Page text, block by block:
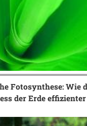
Fotosynthese: Wie
der Erde